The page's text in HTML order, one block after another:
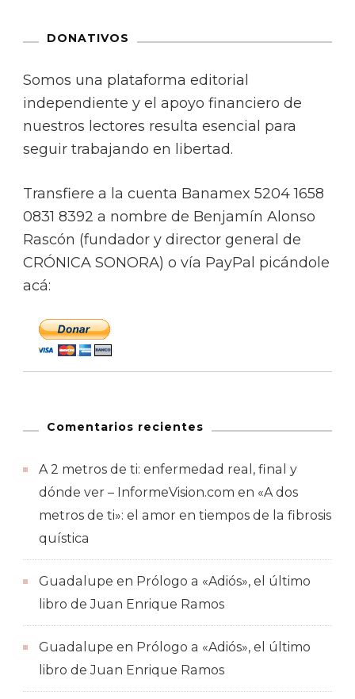
DONATIVOS
Somos una plataforma editorial
independiente y el apoyo financiero de
nuestros lectores resulta esencial para
seguir trabajando en libertad.
Transfiere a la cuenta Banamex 5204 1658
0831 8392 a nombre de Benjamín Alonso
Rascón (fundador y director general de
CRÓNICA SONORA) o vía PayPal picándole
acá:
Comentarios recientes
A 2 metros de ti: enfermedad real, final y
dónde ver – InformeVision.com en «A dos
metros de ti»: el amor en tiempos de la fibrosis
quística
Guadalupe en Prólogo a «Adiós», el último
libro de Juan Enrique Ramos
Guadalupe en Prólogo a «Adiós», el último
libro de Juan Enrique Ramos